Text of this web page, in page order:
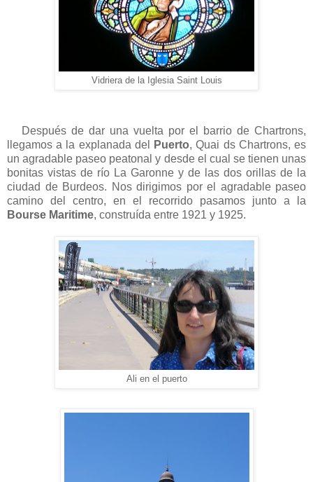
Vidriera de la Iglesia Saint Louis
Después de dar una vuelta por el barrio de Chartrons,
llegamos a la explanada del
Puerto, Quai ds Chartrons, es
un agradable paseo peatonal y desde el cual se tienen unas
bonitas vistas de río La Garonne y de las dos orillas de la
ciudad de Burdeos. Nos dirigimos por el agradable paseo
camino del centro, en el recorrido pasamos junto a la
Bourse Maritime, construída entre 1921 y 1925.
Ali en el puerto